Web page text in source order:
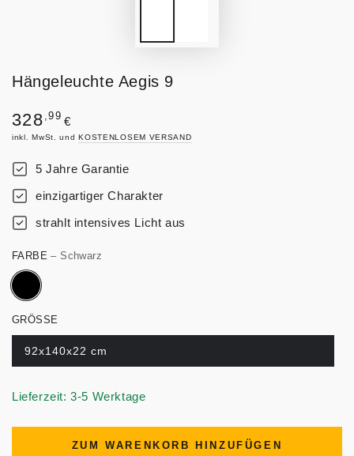
Hängeleuchte Aegis 9
Regulärer
Preis
328 ,99 €
inkl. MwSt. undKOSTENLOSEM VERSAND
5 Jahre Garantie
einzigartiger Charakter
strahlt intensives Licht aus
FARBE– Schwarz
GRÖSSE
92x140x22 cm
Lieferzeit: 3-5 Werktage
ZUM WARENKORB HINZUFÜGEN